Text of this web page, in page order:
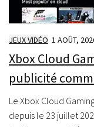
JEUX VIDÉO 1 AOÛT,
Xbox Cloud
publicité
Le Xbox Cloud
depuis le 23 juillet